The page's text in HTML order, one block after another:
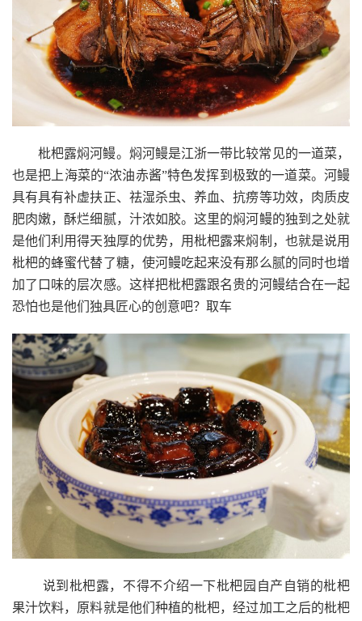
枇杷露焖河鳗。焖河鳗是江浙一带比较常见的一道菜，
也是把上海菜的“浓油赤酱”特色发挥到极致的一道菜。河鳗
具有具有补虚扶正、祛湿杀虫、养血、抗痨等功效，肉质皮
肥肉嫩，酥烂细腻，汁浓如胶。这里的焖河鳗的独到之处就
是他们利用得天独厚的优势，用枇杷露来焖制，也就是说用
枇杷的蜂蜜代替了糖，使河鳗吃起来没有那么腻的同时也增
加了口味的层次感。这样把枇杷露跟名贵的河鳗结合在一起
恐怕也是他们独具匠心的创意吧？取车
说到枇杷露，不得不介绍一下枇杷园自产自销的枇杷
果汁饮料，原料就是他们种植的枇杷，经过加工之后的枇杷